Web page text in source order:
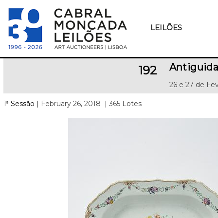
LEILÕES
192
26 e 27 de
1ª Sessão | February 26, 2018 | 365 Lotes